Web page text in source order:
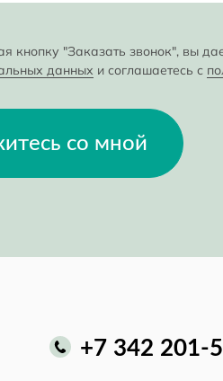
кнопку "Заказать звонок", вы
данных и соглашаетесь с
со мной
+7 342 201-